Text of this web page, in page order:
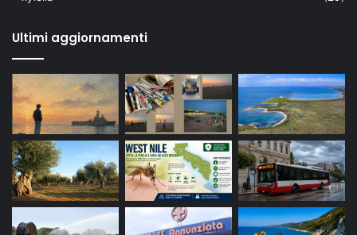
Ultimi aggiornamenti